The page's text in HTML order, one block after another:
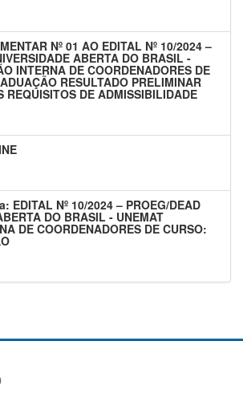
Nº 01 AO EDITAL Nº 10/2024 –
ABERTA DO BRASIL -
INTERNA DE COORDENADORES DE
RESULTADO PRELIMINAR
REQUISITOS DE ADMISSIBILIDADE
EDITAL Nº 10/2024 – PROEG/DEAD
DO BRASIL - UNEMAT
DE COORDENADORES DE CURSO: